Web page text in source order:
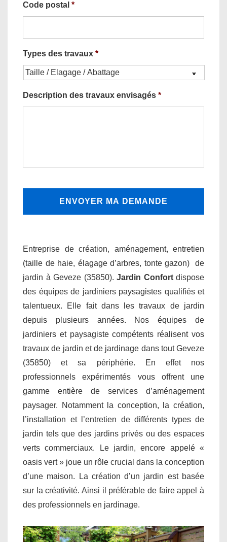
Code postal *
Types des travaux *
Description des travaux envisagés *
Entreprise de création, aménagement, entretien
(taille de haie, élagage d’arbres, tonte gazon) de
jardin à Geveze (35850). Jardin Confortdispose
des équipes de jardiniers paysagistes qualifiés et
talentueux. Elle fait dans les travaux de jardin
depuis plusieurs années. Nos équipes de
jardiniers et paysagiste compétents réalisent vos
travaux de jardin et de jardinage dans tout Geveze
(35850) et sa périphérie. En effet nos
professionnels expérimentés vous offrent une
gamme entière de services d’aménagement
paysager. Notamment la conception, la création,
l’installation et l’entretien de différents types de
jardin tels que des jardins privés ou des espaces
verts commerciaux. Le jardin, encore appelé «
oasis vert » joue un rôle crucial dans la conception
d’une maison. La création d’un jardin est basée
sur la créativité. Ainsi il préférable de faire appel à
des professionnels en jardinage.